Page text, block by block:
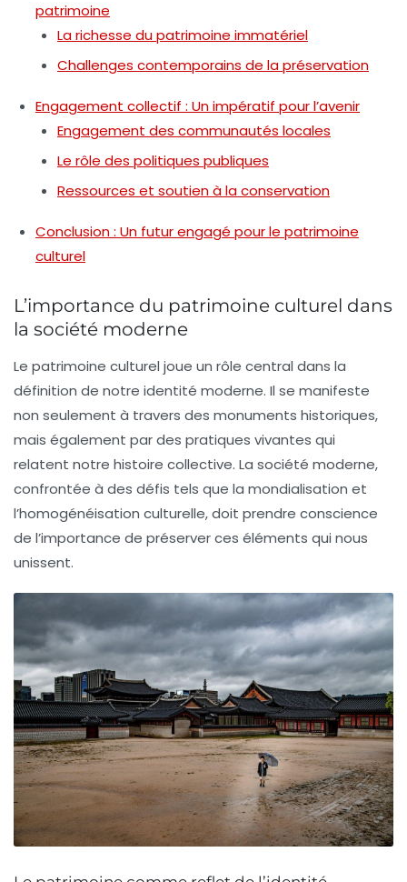
patrimoine
La richesse du patrimoine immatériel
Challenges contemporains de la préservation
Engagement collectif : Un impératif pour l’avenir
Engagement des communautés locales
Le rôle des politiques publiques
Ressources et soutien à la conservation
Conclusion : Un futur engagé pour le patrimoine
culturel
L’importance du patrimoine culturel dans
la société moderne
Le patrimoine culturel joue un rôle central dans la
définition de notre identité moderne. Il se manifeste
non seulement à travers des monuments historiques,
mais également par des pratiques vivantes qui
relatent notre histoire collective. La société moderne,
confrontée à des défis tels que la mondialisation et
l’homogénéisation culturelle, doit prendre conscience
de l’importance de préserver ces éléments qui nous
unissent.